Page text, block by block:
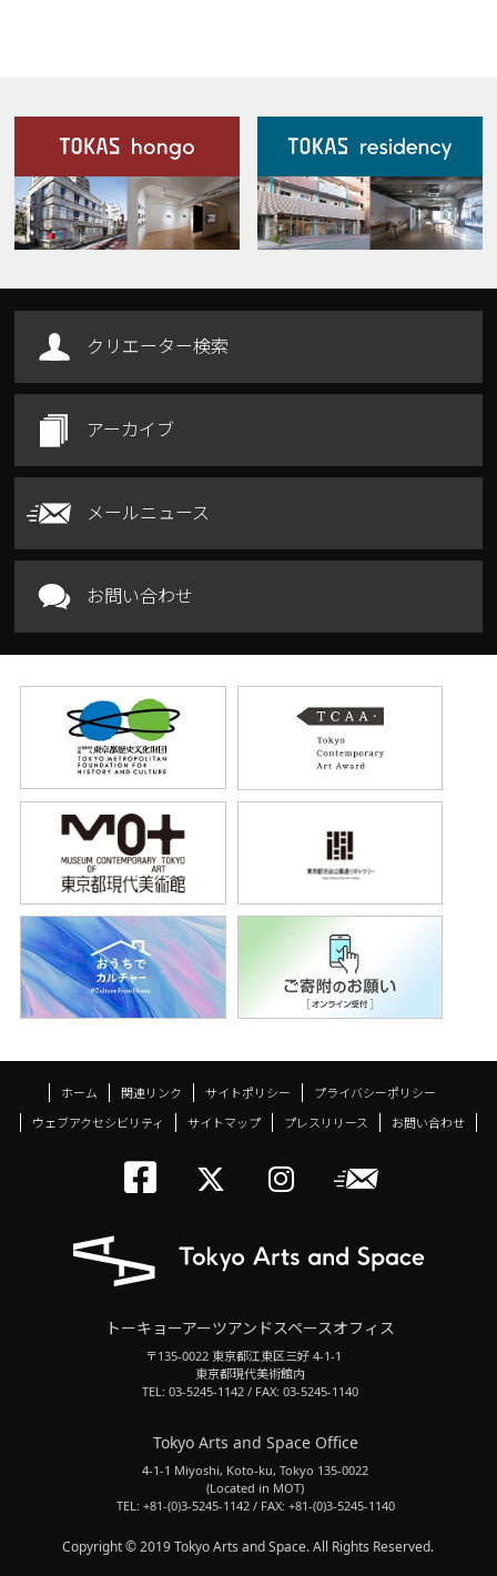
施設案内
Our Facilities
クリエーター検索
アーカイブ
メールニュース
お問い合わせ
ホーム 関連リンク サイトポリシー
プライバシーポリシー
ウェブアクセシビリティ
サイトマップ プレスリリース お問い合わせ
トーキョーアーツ
メールニ
トーキョーアーツアンドスペースオフィス
〒135-0022 東京都江東区三好 4-1-1
東京都現代美術館内
TEL: 03-5245-1142 / FAX: 03-5245-1140
Tokyo Arts and Space Office
4-1-1 Miyoshi, Koto-ku, Tokyo 135-0022
(Located in MOT)
TEL: +81-(0)3-5245-1142 / FAX: +81-(0)3-5245-1140
Copyright © 2019 Tokyo Arts and Space. All Rights Reserved.